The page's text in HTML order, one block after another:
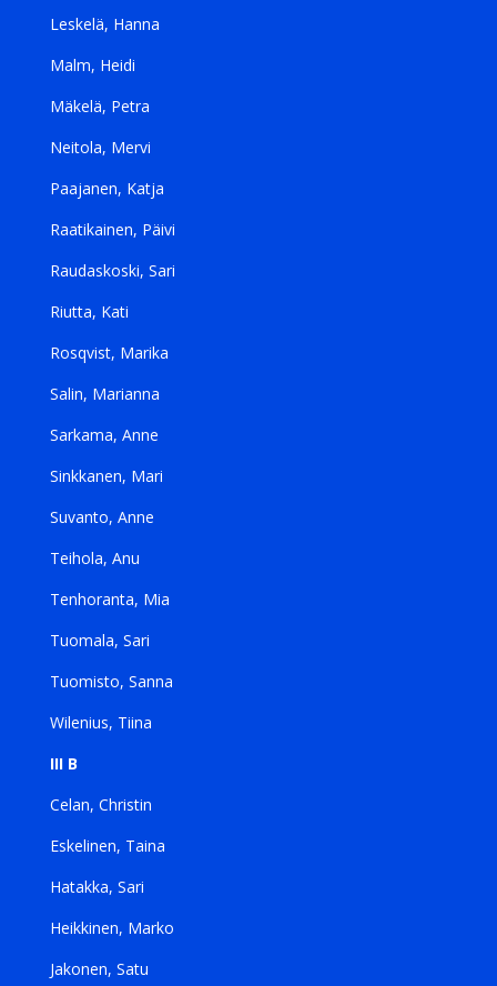
Leskelä, Hanna
Malm, Heidi
Mäkelä, Petra
Neitola, Mervi
Paajanen, Katja
Raatikainen, Päivi
Raudaskoski, Sari
Riutta, Kati
Rosqvist, Marika
Salin, Marianna
Sarkama, Anne
Sinkkanen, Mari
Suvanto, Anne
Teihola, Anu
Tenhoranta, Mia
Tuomala, Sari
Tuomisto, Sanna
Wilenius, Tiina
III B
Celan, Christin
Eskelinen, Taina
Hatakka, Sari
Heikkinen, Marko
Jakonen, Satu